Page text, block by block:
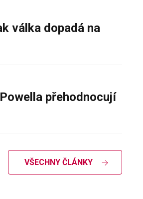
válka dopadá na
přehodnocují
VŠECHNY ČLÁNKY